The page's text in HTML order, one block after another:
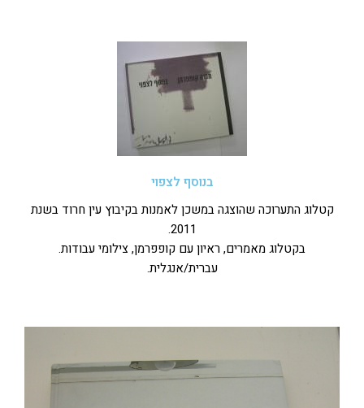
בנוסף לצפוי
קטלוג התערוכה שהוצגה במשכן לאמנות בקיבוץ עין חרוד בשנת
2011.
בקטלוג מאמרים, ראיון עם קופפרמן, צילומי עבודות.
עברית/אנגלית.